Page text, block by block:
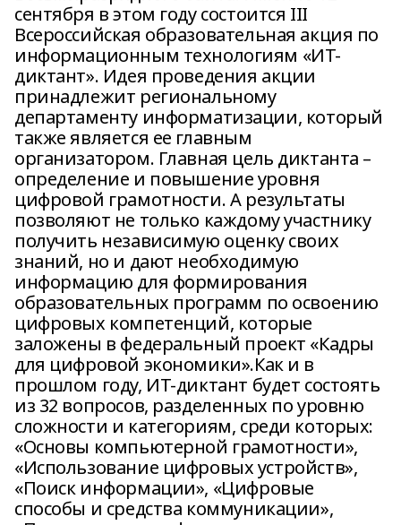
сентября в этом году состоится III
Всероссийская образовательная акция по
информационным технологиям «ИТ-
диктант». Идея проведения акции
принадлежит региональному
департаменту информатизации, который
также является ее главным
организатором. Главная цель диктанта –
определение и повышение уровня
цифровой грамотности. А результаты
позволяют не только каждому участнику
получить независимую оценку своих
знаний, но и дают необходимую
информацию для формирования
образовательных программ по освоению
цифровых компетенций, которые
заложены в федеральный проект «Кадры
для цифровой экономики».Как и в
прошлом году, ИТ-диктант будет состоять
из 32 вопросов, разделенных по уровню
сложности и категориям, среди которых:
«Основы компьютерной грамотности»,
«Использование цифровых устройств»,
«Поиск информации», «Цифровые
способы и средства коммуникации»,